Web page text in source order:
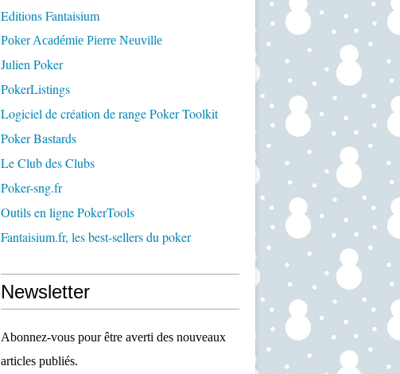
Editions Fantaisium
Poker Académie Pierre Neuville
Julien Poker
PokerListings
Logiciel de création de range Poker Toolkit
Poker Bastards
Le Club des Clubs
Poker-sng.fr
Outils en ligne PokerTools
Fantaisium.fr, les best-sellers du poker
Newsletter
Abonnez-vous pour être averti des nouveaux
articles publiés.